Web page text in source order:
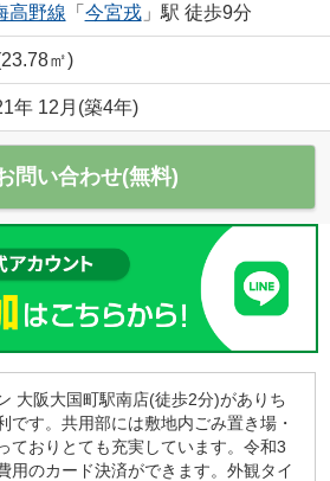
高野線 「 今宮戎」駅 徒歩9分
㎡)
年 12月(築4年)
問い合わせ(無料)
大阪大国町駅南店(徒歩2分)がありち
です。共用部には敷地内ごみ置き場・
ておりとても充実しています。令和3
用のカード決済ができます。外観タイ